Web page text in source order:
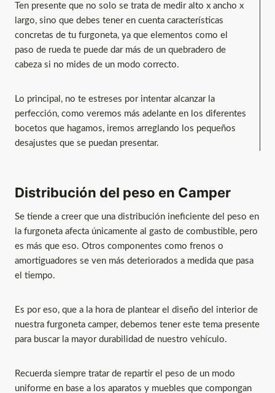
Ten presente que no solo se trata de medir alto x ancho x
largo, sino que debes tener en cuenta características
concretas de tu furgoneta, ya que elementos como el
paso de rueda te puede dar más de un quebradero de
cabeza si no mides de un modo correcto.
Lo principal, no te estreses por intentar alcanzar la
perfección, como veremos más adelante en los diferentes
bocetos que hagamos, iremos arreglando los pequeños
desajustes que se puedan presentar.
Distribución del peso en Camper
Se tiende a creer que una distribución ineficiente del peso en
la furgoneta afecta únicamente al gasto de combustible, pero
es más que eso. Otros componentes como frenos o
amortiguadores se ven más deteriorados a medida que pasa
el tiempo.
Es por eso, que a la hora de plantear el diseño del interior de
nuestra furgoneta camper, debemos tener este tema presente
para buscar la mayor durabilidad de nuestro vehículo.
Recuerda siempre tratar de repartir el peso de un modo
uniforme en base a los aparatos y muebles que compongan